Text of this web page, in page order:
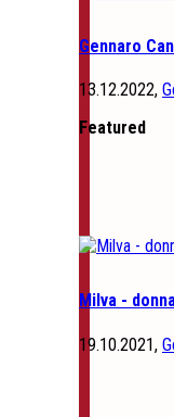
Gennaro
13.12.2022,
Featured
Milva -
19.10.2021,